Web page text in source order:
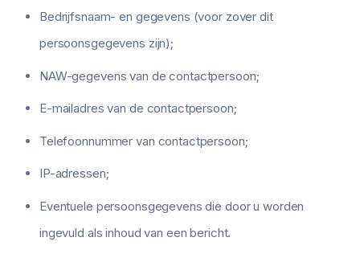
Bedrijfsnaam- en gegevens (voor zover dit
persoonsgegevens zijn);
NAW-gegevens van de contactpersoon;
E-mailadres van de contactpersoon;
Telefoonnummer van contactpersoon;
IP-adressen;
Eventuele persoonsgegevens die door u worden
ingevuld als inhoud van een bericht.